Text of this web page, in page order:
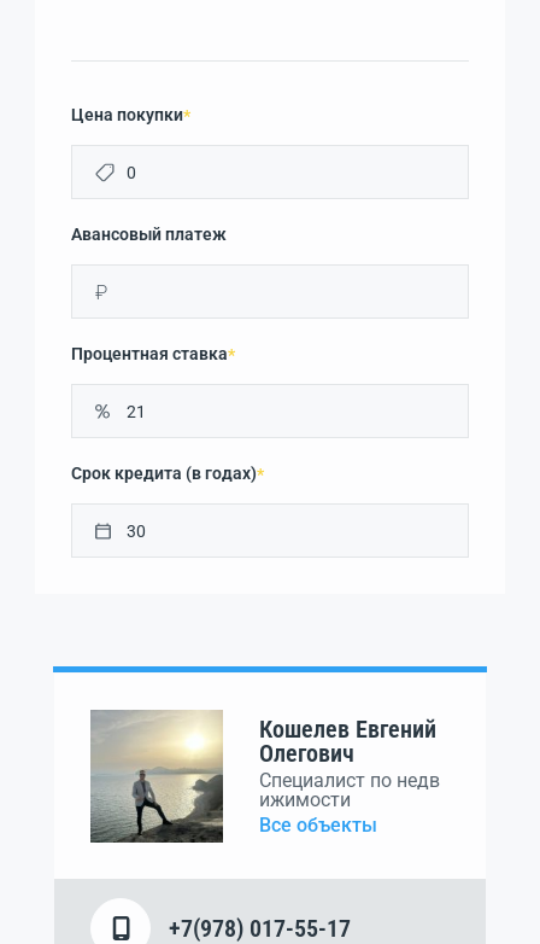
Цена покупки*
Авансовый платеж
₽
Процентная ставка*
Срок кредита (в годах)*
Кошелев Евгений
Олегович
Специалист по недв
ижимости
Все объекты
+7(978) 017-55-17